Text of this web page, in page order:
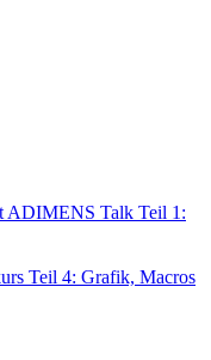
ADIMENS Talk Teil 1:
Teil 4: Grafik, Macros